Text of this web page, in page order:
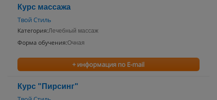
Курс массажа
Твой Стиль
Категория:Лечебный массаж
Форма обучения:Очная
+ информация по E-mail
Курс "Пирсинг"